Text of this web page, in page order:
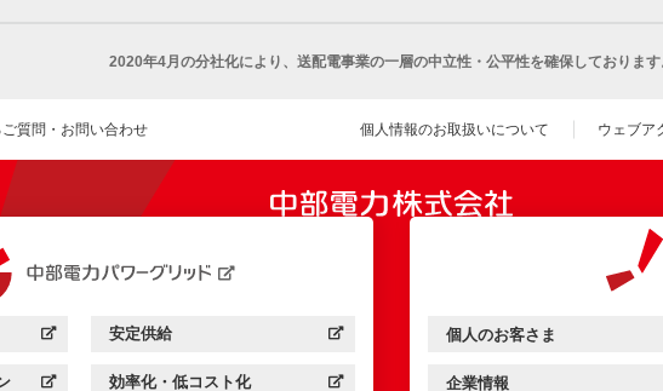
2020年4月の分社化により、 送配電事業の一層の中立性・公平性を確保しております
質問・お問い合わせ 個人情報のお取扱いについて ウェブア
ます） 中部電力パワーグリッド：
安定供給
（新しいウィンドウを開きます）
効率化・低コスト化
中部電力ミライズ：
個人のお客さま
（新しいウィンドウを開きま
企業情報